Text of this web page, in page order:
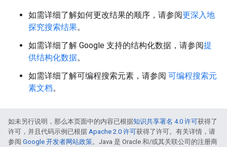
如需详细了解如何更改结果的顺序，请参阅更深入地
探究搜索结果。
如需详细了解 Google 支持的结构化数据，请参阅提
供结构化数据。
如需详细了解可编程搜索元素，请参阅 可编程搜索元
素文档。
如未另行说明，那么本页面中的内容已根据知识共享署名 4.0 许可获得了
许可，并且代码示例已根据 Apache 2.0 许可获得了许可。有关详情，请
参阅 Google 开发者网站政策。Java 是 Oracle 和/或其关联公司的注册商